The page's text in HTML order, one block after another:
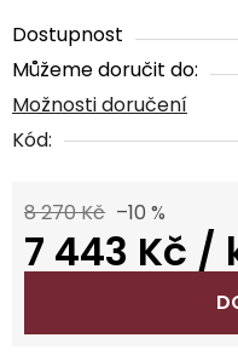
Dostupnost
Můžeme doručit do:
Možnosti doručení
Kód:
8 270 Kč –10 %
7 443 Kč /